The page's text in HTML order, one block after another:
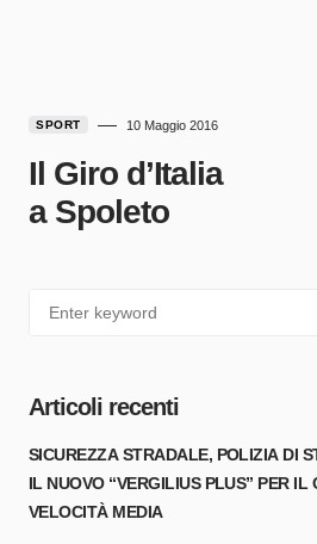
SPORT 10 Maggio 2016
Il Giro d’Italia
a Spoleto
Articoli recenti
SICUREZZA STRADALE, POLIZIA DI
IL NUOVO “VERGILIUS PLUS” PER
VELOCITÀ MEDIA